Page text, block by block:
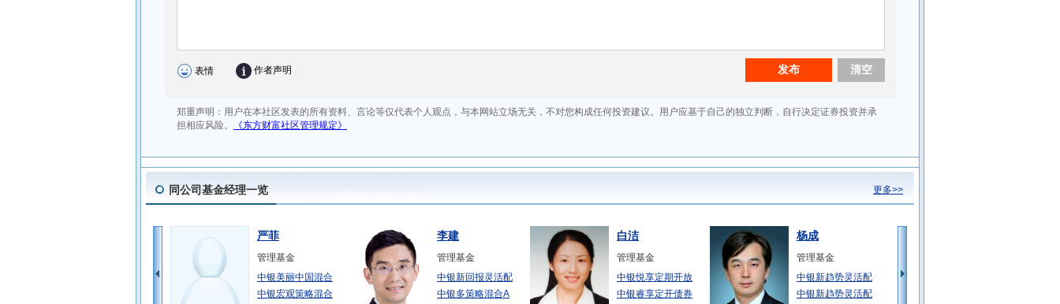
同公司基金经理一览 更多>>
严菲
管理基金
中银美丽中国混合
中银宏观策略混合
李建
管理基金
中银新回报灵活配
中银多策略混合A
白洁
管理基金
中银悦享定期开放
中银睿享定开债券
杨成
管理基金
中银新趋势灵活配
中银新趋势灵活配